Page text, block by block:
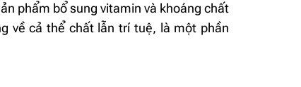
phẩm bổ sung vitamin và khoáng chất
về cả thể chất lẫn trí tuệ, là một phần